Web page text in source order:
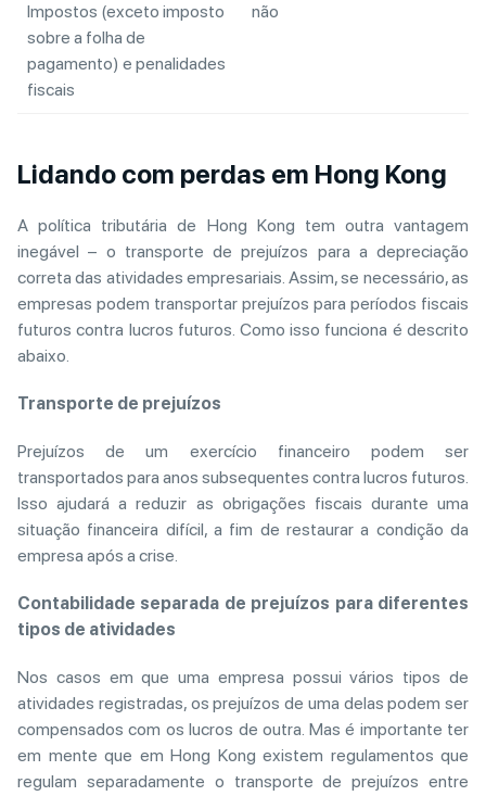
Impostos (exceto imposto
sobre a folha de
pagamento) e penalidades
fiscais
não
Lidando com perdas em Hong Kong
A política tributária de Hong Kong tem outra vantagem
inegável – o transporte de prejuízos para a depreciação
correta das atividades empresariais. Assim, se necessário, as
empresas podem transportar prejuízos para períodos fiscais
futuros contra lucros futuros. Como isso funciona é descrito
abaixo.
Transporte de prejuízos
Prejuízos de um exercício financeiro podem ser
transportados para anos subsequentes contra lucros futuros.
Isso ajudará a reduzir as obrigações fiscais durante uma
situação financeira difícil, a fim de restaurar a condição da
empresa após a crise.
Contabilidade separada de prejuízos para diferentes
tipos de atividades
Nos casos em que uma empresa possui vários tipos de
atividades registradas, os prejuízos de uma delas podem ser
compensados com os lucros de outra. Mas é importante ter
em mente que em Hong Kong existem regulamentos que
regulam separadamente o transporte de prejuízos entre